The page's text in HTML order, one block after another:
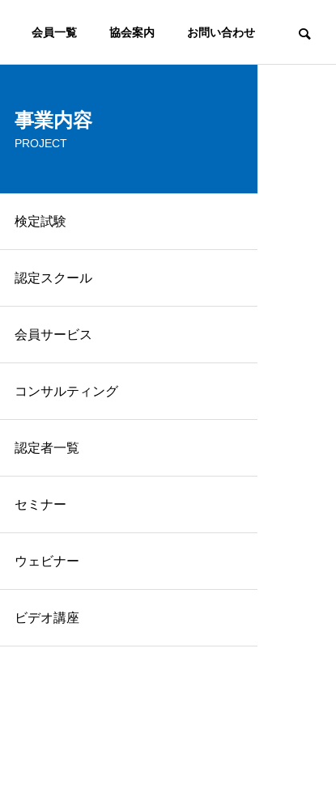
会員一覧 協会案内 お問い合わせ
ウェブマーケティング
COMMITTEE
FAQ
事業内容
PROJECT
検定試験
認定スクール
会員サービス
コンサルティング
認定者一覧
セミナー
ウェビナー
ビデオ講座